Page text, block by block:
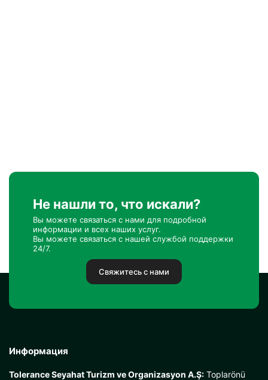
Не нашли то, что искали?
Вы можете связаться с нами для подробной
информации и всех наших услуг.
Вы можете связаться с нашей службой поддержки
24/7.
Свяжитесь с нами
Информация
Tolerance Seyahat Turizm ve Organizasyon A.Ş: Toplarönü